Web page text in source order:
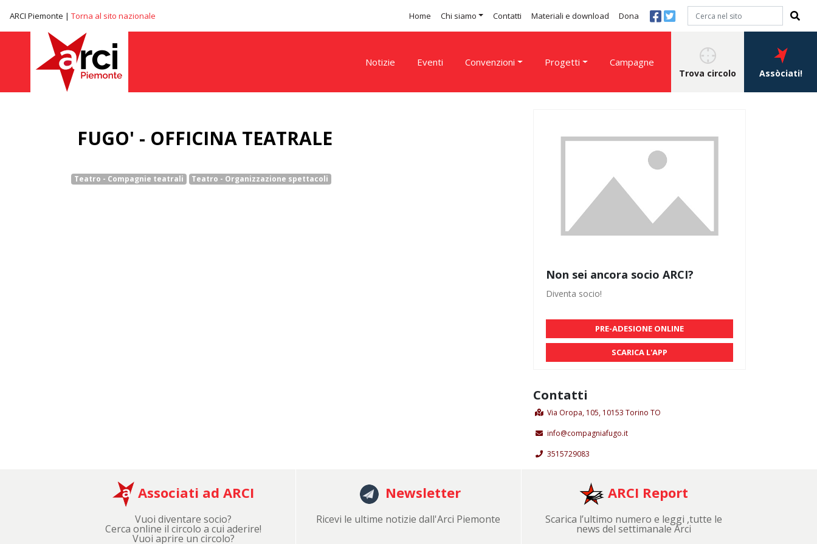
ARCI Piemonte | Torna al sito nazionale Home Chi siamo Contatti Materiali e download Dona
Notizie Eventi Convenzioni Progetti Campagne
Trova circolo Assòciati!
FUGO' - OFFICINA TEATRALE
Teatro - Compagnie teatrali Teatro - Organizzazione spettacoli
Non sei ancora socio ARCI?
Diventa socio!
PRE-ADESIONE ONLINE
SCARICA L'APP
Contatti
Via Oropa, 105, 10153 Torino TO
info@compagniafugo.it
3515729083
Associati ad ARCI
Vuoi diventare socio?
Cerca online il circolo a cui aderire!
Vuoi aprire un circolo?
Newsletter
Ricevi le ultime notizie dall'Arci Piemonte
ARCI Report
Scarica l’ultimo numero e leggi ,tutte le
news del settimanale Arci